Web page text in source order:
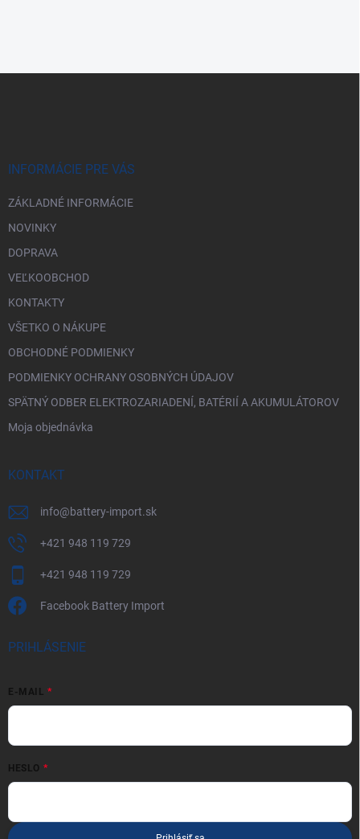
INFORMÁCIE PRE VÁS
ZÁKLADNÉ INFORMÁCIE
NOVINKY
DOPRAVA
VEĽKOOBCHOD
KONTAKTY
VŠETKO O NÁKUPE
OBCHODNÉ PODMIENKY
PODMIENKY OCHRANY OSOBNÝCH ÚDAJOV
SPÄTNÝ ODBER ELEKTROZARIADENÍ, BATÉRIÍ A AKUMULÁTOROV
Moja objednávka
KONTAKT
info@battery-import.sk
+421 948 119 729
+421 948 119 729
Facebook Battery Import
PRIHLÁSENIE
E-MAIL
HESLO